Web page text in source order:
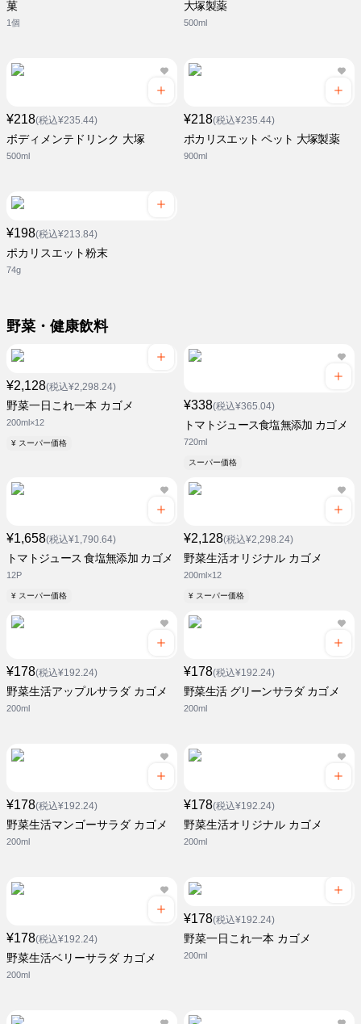
菓
1個
大塚製薬
500ml
¥218(税込¥235.44)
ボディメンテドリンク 大塚
500ml
¥218(税込¥235.44)
ポカリスエット ペット 大塚製薬
900ml
¥198(税込¥213.84)
ポカリスエット粉末
74g
野菜・健康飲料
¥2,128(税込¥2,298.24)
野菜一日これ一本 カゴメ
200ml×12
¥ スーパー価格
¥338(税込¥365.04)
トマトジュース食塩無添加 カゴメ
720ml
スーパー価格
¥1,658(税込¥1,790.64)
トマトジュース 食塩無添加 カゴメ
12P
¥ スーパー価格
¥2,128(税込¥2,298.24)
野菜生活オリジナル カゴメ
200ml×12
¥ スーパー価格
¥178(税込¥192.24)
野菜生活アップルサラダ カゴメ
200ml
¥178(税込¥192.24)
野菜生活 グリーンサラダ カゴメ
200ml
¥178(税込¥192.24)
野菜生活マンゴーサラダ カゴメ
200ml
¥178(税込¥192.24)
野菜生活オリジナル カゴメ
200ml
¥178(税込¥192.24)
野菜生活ベリーサラダ カゴメ
200ml
¥178(税込¥192.24)
野菜一日これ一本 カゴメ
200ml